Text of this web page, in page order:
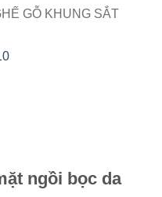
GỖ KHUNG SẮT
ngồi bọc da